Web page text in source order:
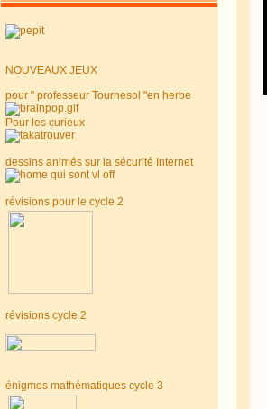
NOUVEAUX JEUX
pour " professeur Tournesol "en herbe
Pour les curieux
dessins animés sur la sécurité Internet
révisions pour le cycle 2
révisions cycle 2
énigmes mathématiques cycle 3